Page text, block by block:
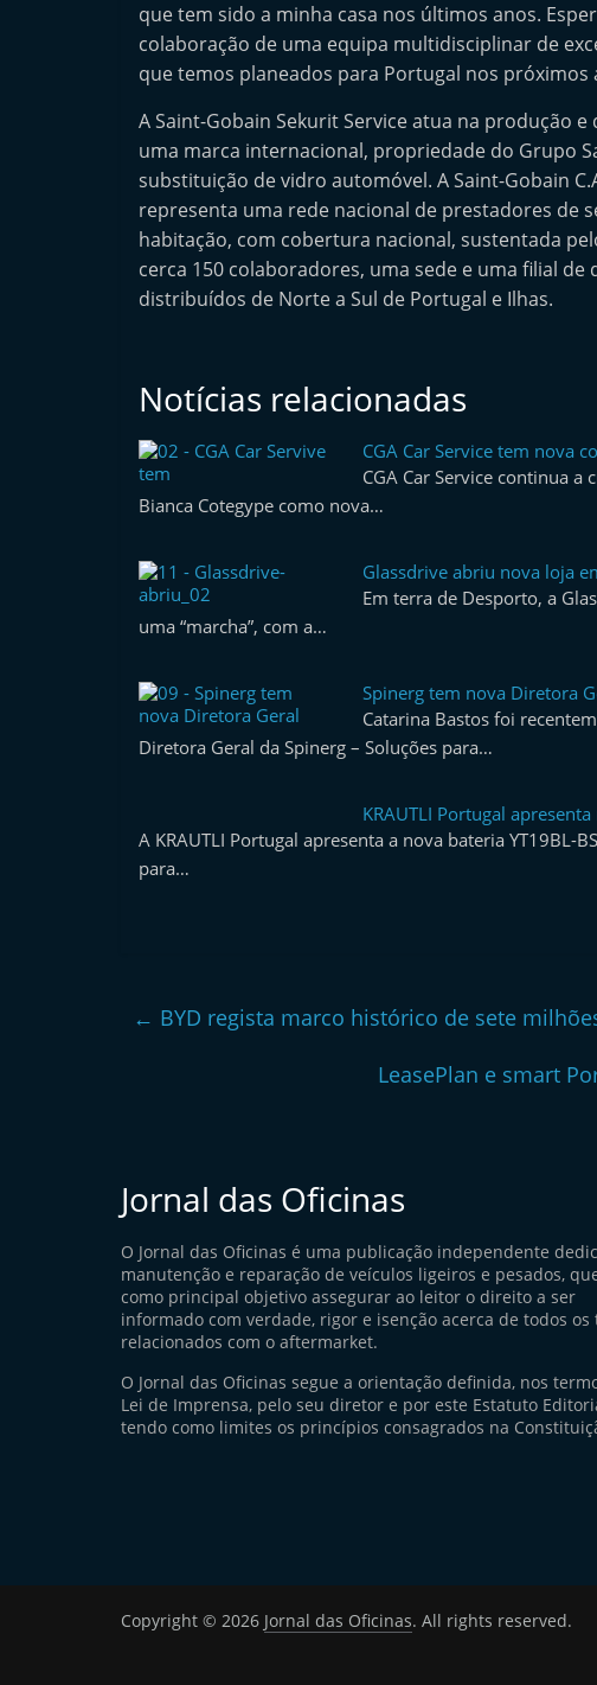
que tem sido a minha casa nos últimos anos.
colaboração de uma equipa multidisciplinar de
que temos planeados para Portugal nos próximos
A Saint-Gobain Sekurit Service atua na produção
uma marca internacional, propriedade do Grupo
substituição de vidro automóvel. A Saint-Gobain
representa uma rede nacional de prestadores de
habitação, com cobertura nacional, sustentada
cerca 150 colaboradores, uma sede e uma filial
distribuídos de Norte a Sul de Portugal e Ilhas.
Notícias relacionadas
CGA Car Service tem nova
CGA Car Service continua a
Bianca Cotegype como nova…
Glassdrive abriu nova loja
Em terra de Desporto, a
uma “marcha”, com a…
Spinerg tem nova Diretora
Catarina Bastos foi
Diretora Geral da Spinerg – Soluções para…
KRAUTLI Portugal
A KRAUTLI Portugal apresenta a nova bateria YT19BL-
para…
← BYD regista marco histórico de sete
LeasePlan e smart
Jornal das Oficinas
O Jornal das Oficinas é uma publicação independente
manutenção e reparação de veículos ligeiros e pesados,
como principal objetivo assegurar ao leitor o direito a ser
informado com verdade, rigor e isenção acerca de todos os
relacionados com o aftermarket.
O Jornal das Oficinas segue a orientação definida, nos
Lei de Imprensa, pelo seu diretor e por este Estatuto
tendo como limites os princípios consagrados na
Copyright © 2026 Jornal das Oficinas. All rights reserved.